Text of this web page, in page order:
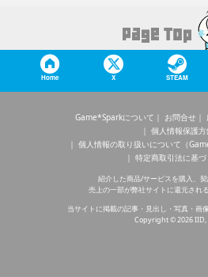
Home X STEAM
Game*Sparkについて お問合せ
個人情報保護方
個人情報の取り扱いについて（
特定商取引法に基
紹介した商品/サービスを購入、契
売上の一部が弊社サイトに還元され
当サイトに掲載の記事・見出し・写真・画
Copyright © 2026 IID,